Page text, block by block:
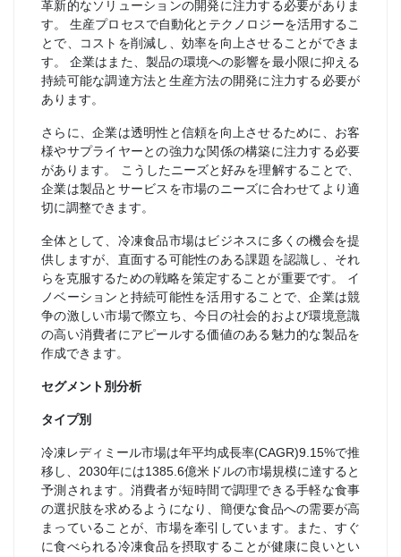
革新的なソリューションの開発に注力する必要がありま
す。 生産プロセスで自動化とテクノロジーを活用するこ
とで、コストを削減し、効率を向上させることができま
す。 企業はまた、製品の環境への影響を最小限に抑える
持続可能な調達方法と生産方法の開発に注力する必要が
あります。
さらに、企業は透明性と信頼を向上させるために、お客
様やサプライヤーとの強力な関係の構築に注力する必要
があります。 こうしたニーズと好みを理解することで、
企業は製品とサービスを市場のニーズに合わせてより適
切に調整できます。
全体として、冷凍食品市場はビジネスに多くの機会を提
供しますが、直面する可能性のある課題を認識し、それ
らを克服するための戦略を策定することが重要です。 イ
ノベーションと持続可能性を活用することで、企業は競
争の激しい市場で際立ち、今日の社会的および環境意識
の高い消費者にアピールする価値のある魅力的な製品を
作成できます。
セグメント別分析
タイプ別
冷凍レディミール市場は年平均成長率(CAGR)9.15%で推
移し、2030年には1385.6億米ドルの市場規模に達すると
予測されます。消費者が短時間で調理できる手軽な食事
の選択肢を求めるようになり、簡便な食品への需要が高
まっていることが、市場を牽引しています。また、すぐ
に食べられる冷凍食品を摂取することが健康に良いとい